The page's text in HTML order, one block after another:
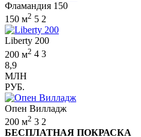
Фламандия 150
150 м2 5 2
Liberty 200
200 м2 4 3
8,9
МЛН
РУБ.
Опен Вилладж
200 м2 3 2
БЕСПЛАТНАЯ ПОКРАСКА